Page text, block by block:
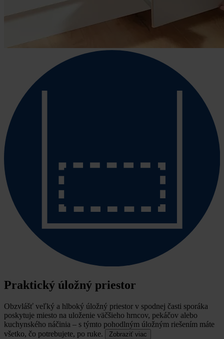
Praktický úložný priestor
Obzvlášť veľký a hlboký úložný priestor v spodnej časti sporáka
poskytuje miesto na uloženie väčšieho hrncov, pekáčov alebo
kuchynského náčinia – s týmto pohodlným úložným riešením máte
všetko, čo potrebujete, po ruke.
Zobraziť viac